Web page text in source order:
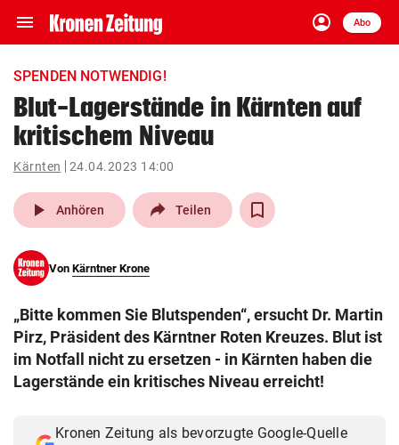
menu Navigation
ein-/ausklappen
account_circle
Anmelden
Abo
close Schließen
account_circle Anmelden
pin_drop
Wien arrow_right
search
eingeben
Muthgasse 2, 1190 Wien
SPENDEN NOTWENDIG!
Blut-Lagerstände in Kärnten auf
kritischem Niveau
Kärnten 24.04.2023 14:00
play_arrow Anhören Teilen
Von Kärntner Krone
„Bitte kommen Sie Blutspenden“, ersucht Dr. Martin
Pirz, Präsident des Kärntner Roten Kreuzes. Blut ist
im Notfall nicht zu ersetzen - in Kärnten haben die
Lagerstände ein kritisches Niveau erreicht!
Kronen Zeitung als bevorzugte Google-Quelle